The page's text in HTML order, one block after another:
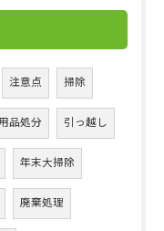
注意点 掃除
品処分 引っ越し
年末大掃除
廃棄処理